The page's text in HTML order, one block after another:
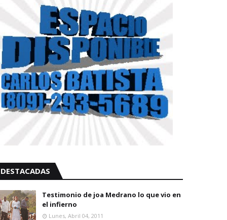
DESTACADAS
Testimonio de joa Medrano lo que vio en
el infierno
Lunes, Abril 04, 2011